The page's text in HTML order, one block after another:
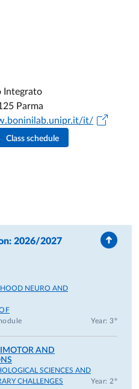
Integrato
Parma
it/
Class schedule
2026/2027
NEURO AND
Year: 3°
AND
SCIENCES AND
CHALLENGES
Year: 2°